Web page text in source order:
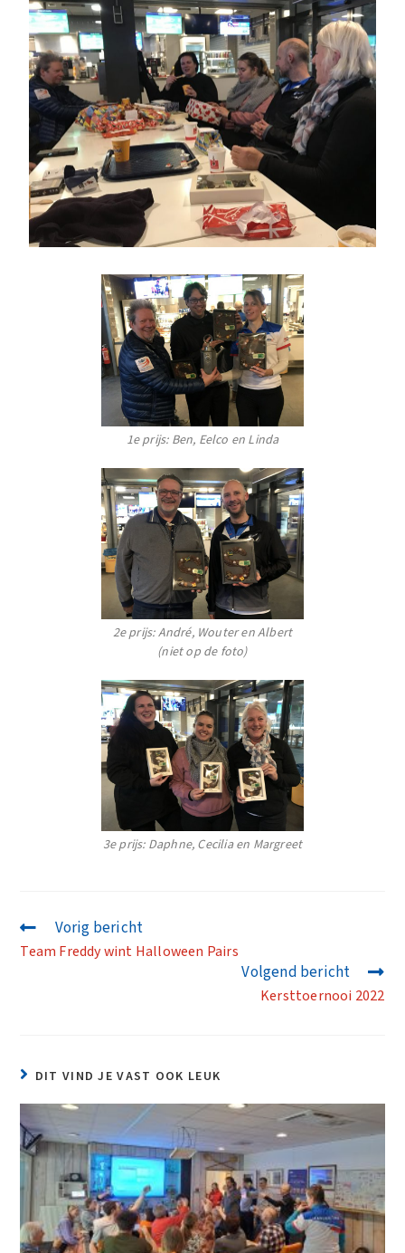
1e prijs: Ben, Eelco en Linda
2e prijs: André, Wouter en Albert
(niet op de foto)
3e prijs: Daphne, Cecilia en Margreet
Vorig bericht
Team Freddy wint Halloween Pairs
Volgend bericht
Kersttoernooi 2022
DIT VIND JE VAST OOK LEUK